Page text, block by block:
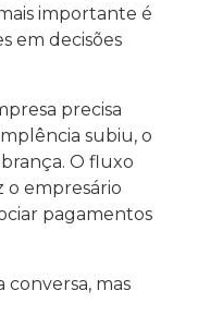
importante é
em decisões
precisa
subiu, o
O fluxo
o empresário
pagamentos
conversa, mas